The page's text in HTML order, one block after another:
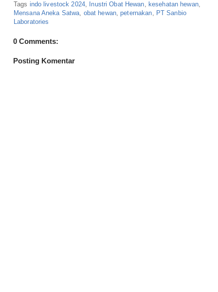
Tags indo livestock 2024, Inustri Obat Hewan, kesehatan hewan,
Mensana Aneka Satwa, obat hewan,peternakan, PT Sanbio
Laboratories
0 Comments:
Posting Komentar